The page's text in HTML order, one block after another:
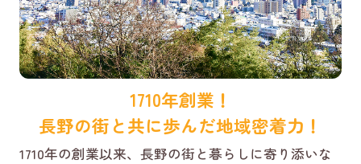
1710年創業！
長野の街と共に歩んだ地域密着力！
1710年の創業以来、長野の街と暮らしに寄り添いな